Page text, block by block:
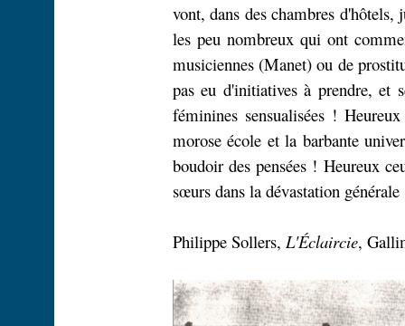
vont, dans des chambres
les peu nombreux qui ont
musiciennes (Manet) ou de
pas eu d'initiatives à prendre, et
féminines sensualisées! Heureux
morose école et la barbante
boudoir des pensées ! Heureux
sœurs dans la dévastation générale
Philippe Sollers, L'Éclaircie,